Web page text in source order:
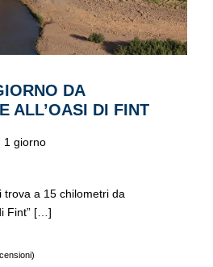
DA
ALL’OASI DI FINT
1 giorno
trova a 15 chilometri da
Fint” […]